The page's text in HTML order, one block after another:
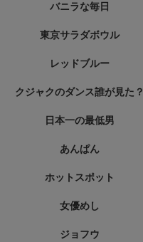
バニラな毎日
東京サラダボウル
レッドブルー
クジャクのダンス誰が見た？
日本一の最低男
あんぱん
ホットスポット
女優めし
ジョフウ